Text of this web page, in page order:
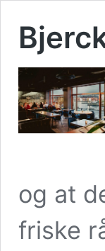
og at
friske